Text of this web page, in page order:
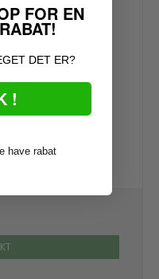
FOR EN
DET ER?
!
have rabat